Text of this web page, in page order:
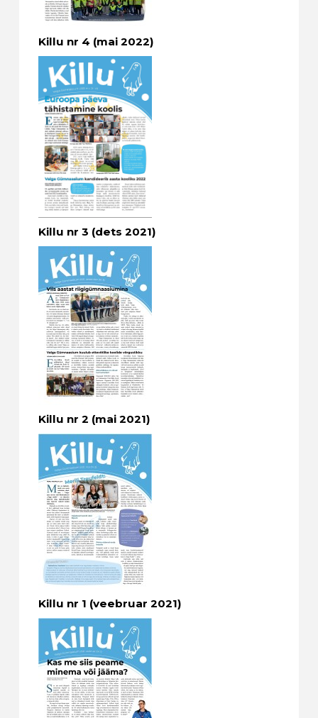
Killu nr 4 (mai 2022)
Killu nr 3 (dets 2021)
Killu nr 2 (mai 2021)
Killu nr 1 (veebruar 2021)